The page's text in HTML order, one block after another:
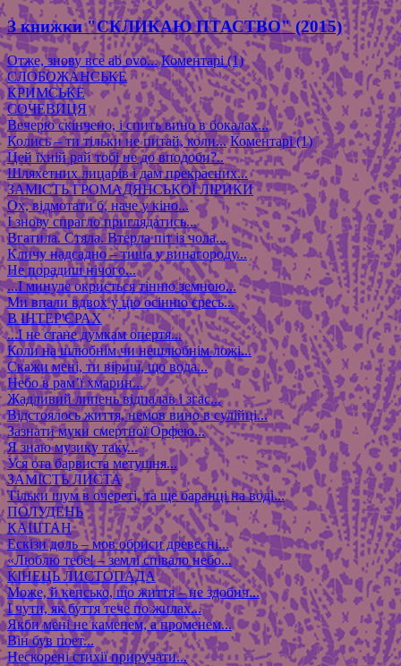
З книжки "СКЛИКАЮ ПТАСТВО" (2015)
Отже, знову все ab ovo... Коментарі (1)
СЛОБОЖАНСЬКЕ
КРИМСЬКЕ
СОЧЕВИЦЯ
Вечерю скінчено, і спить вино в бокалах...
Колись – ти тільки не питай, коли... Коментарі (1)
Цей їхній рай тобі не до вподоби?..
Шляхетних лицарів і дам прекрасних...
ЗАМІСТЬ ГРОМАДЯНСЬКОЇ ЛІРИКИ
Ох, відмотати б, наче у кіно...
І знову спрагло приглядатись...
Вгатила. Стяла. Втерла піт із чола...
Кличу надсадно – тиша у винагороду...
Не порадиш нічого...
...І минуле окриється тінню земною...
Ми впали вдвох у цю осінню єресь...
В ІНТЕР'ЄРАХ
...І не стане думкам опертя...
Коли на шлюбнім чи нешлюбнім ложі...
Скажи мені, ти віриш, що вода...
Небо в рам’ї хмарин...
Жадливий липень відпалав і згас...
Відстоялось життя, немов вино в сулійці...
Зазнати муки смертної Орфею...
Я знаю музику таку...
Уся ота барвиста метушня...
ЗАМІСТЬ ЛИСТА
Тільки шум в очереті, та ще баранці на воді...
ПОЛУДЕНЬ
КАШТАН
Ескізи доль – мов обриси древесні...
«Люблю тебе! – землі співало небо...
КІНЕЦЬ ЛИСТОПАДА
Може, й кепсько, що життя – не здобич...
І чути, як буття тече по жилах...
Якби мені не каменем, а променем...
Він був поет...
Нескорені стихії приручати...